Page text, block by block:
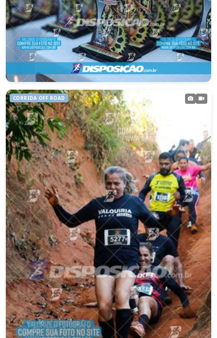
3ª ETAPA PARANAENSE DE XCO
Manoel Ribas – PR
19/07/2026
CORRIDA OFF ROAD